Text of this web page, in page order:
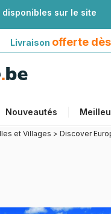
disponibles sur le site
Livraison offerte
Nouveautés
et Villages > Discover